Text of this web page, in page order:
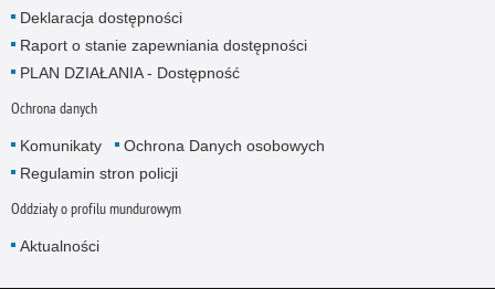
Deklaracja dostępności
Raport o stanie zapewniania dostępności
PLAN DZIAŁANIA - Dostępność
Ochrona danych
Komunikaty
Ochrona Danych osobowych
Regulamin stron policji
Oddziały o profilu mundurowym
Aktualności